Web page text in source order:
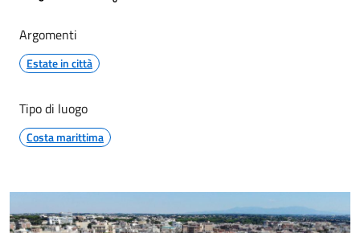
Argomenti
Estate in città
Tipo di luogo
Costa marittima